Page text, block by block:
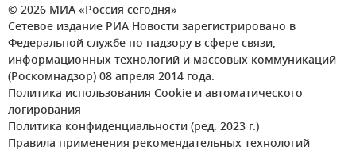
© 2026 МИА «Россия сегодня»
Сетевое издание РИА Новости зарегистрировано в
Федеральной службе по надзору в сфере связи,
информационных технологий и массовых коммуникаций
(Роскомнадзор) 08 апреля 2014 года.
Политика использования Cookie и автоматического
логирования
Политика конфиденциальности (ред. 2023 г.)
Правила применения рекомендательных технологий